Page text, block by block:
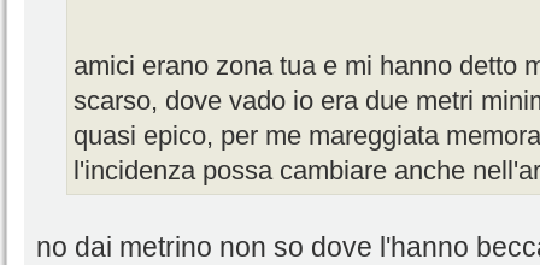
amici erano zona tua e mi hanno detto
scarso, dove vado io era due metri
quasi epico, per me mareggiata
l'incidenza possa cambiare anche
no dai metrino non so dove l'hanno